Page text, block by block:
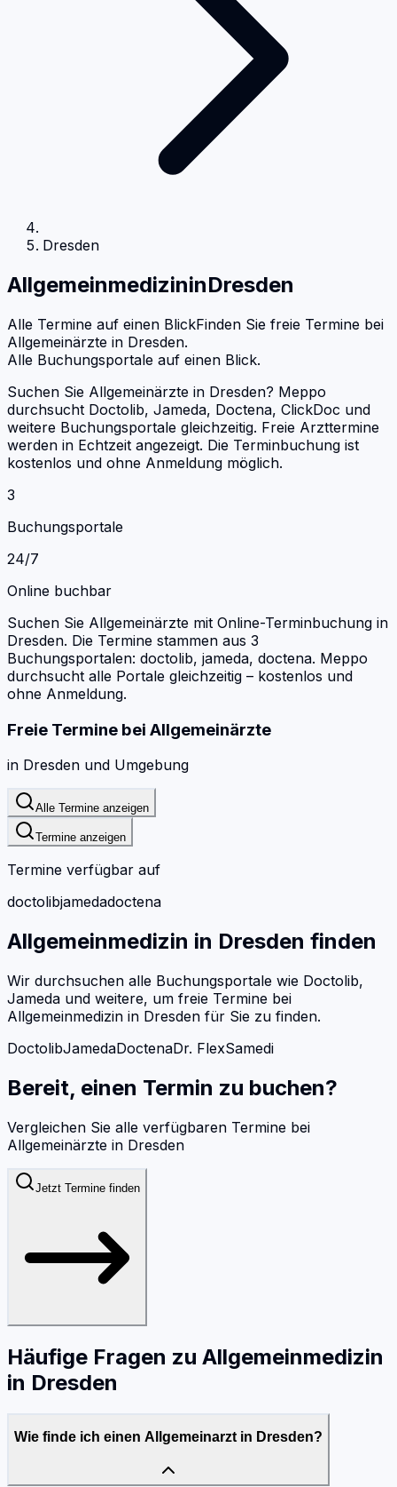
Dresden
AllgemeinmedizininDresden
Alle Termine auf einen BlickFinden Sie freie Termine bei
Allgemeinärzte in Dresden.
Alle Buchungsportale auf einen Blick.
Suchen Sie Allgemeinärzte in Dresden? Meppo
durchsucht Doctolib, Jameda, Doctena, ClickDoc und
weitere Buchungsportale gleichzeitig. Freie Arzttermine
werden in Echtzeit angezeigt. Die Terminbuchung ist
kostenlos und ohne Anmeldung möglich.
3
Buchungsportale
24/7
Online buchbar
Suchen Sie Allgemeinärzte mit Online-Terminbuchung in
Dresden. Die Termine stammen aus 3
Buchungsportalen: doctolib, jameda, doctena. Meppo
durchsucht alle Portale gleichzeitig – kostenlos und
ohne Anmeldung.
Freie Termine bei Allgemeinärzte
in Dresden und Umgebung
Alle Termine anzeigen
Termine anzeigen
Termine verfügbar auf
doctolibjamedadoctena
Allgemeinmedizin in Dresden finden
Wir durchsuchen alle Buchungsportale wie Doctolib,
Jameda und weitere, um freie Termine bei
Allgemeinmedizin in Dresden für Sie zu finden.
DoctolibJamedaDoctenaDr. FlexSamedi
Bereit, einen Termin zu buchen?
Vergleichen Sie alle verfügbaren Termine bei
Allgemeinärzte in Dresden
Jetzt Termine finden
Häufige Fragen zu Allgemeinmedizin
in Dresden
Wie finde ich einen Allgemeinarzt in Dresden?